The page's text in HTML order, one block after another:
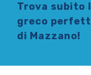
Trova subito
greco
di Mazzano!